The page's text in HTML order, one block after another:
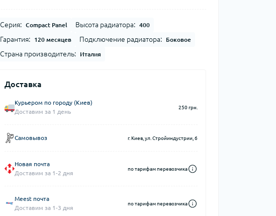
Серия: Compact Panel Высота радиатора: 400
Гарантия: 120 месяцев Подключение радиатора: Боковое
Страна производитель: Италия
Доставка
Курьером по городу (Киев)
Доставим за 1 день
250 грн.
Самовывоз г. Киев, ул. Стройиндустрии, 6
Новая почта
Доставим за 1-2 дня
по тарифам перевозчика
Meest почта
Доставим за 1-3 дня
по тарифам перевозчика